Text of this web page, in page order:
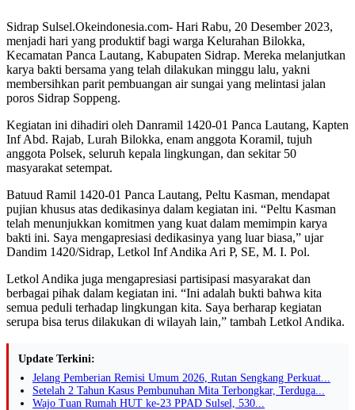
Sidrap Sulsel.Okeindonesia.com- Hari Rabu, 20 Desember 2023,
menjadi hari yang produktif bagi warga Kelurahan Bilokka,
Kecamatan Panca Lautang, Kabupaten Sidrap. Mereka melanjutkan
karya bakti bersama yang telah dilakukan minggu lalu, yakni
membersihkan parit pembuangan air sungai yang melintasi jalan
poros Sidrap Soppeng.
Kegiatan ini dihadiri oleh Danramil 1420-01 Panca Lautang, Kapten
Inf Abd. Rajab, Lurah Bilokka, enam anggota Koramil, tujuh
anggota Polsek, seluruh kepala lingkungan, dan sekitar 50
masyarakat setempat.
Batuud Ramil 1420-01 Panca Lautang, Peltu Kasman, mendapat
pujian khusus atas dedikasinya dalam kegiatan ini. “Peltu Kasman
telah menunjukkan komitmen yang kuat dalam memimpin karya
bakti ini. Saya mengapresiasi dedikasinya yang luar biasa,” ujar
Dandim 1420/Sidrap, Letkol Inf Andika Ari P, SE, M. I. Pol.
Letkol Andika juga mengapresiasi partisipasi masyarakat dan
berbagai pihak dalam kegiatan ini. “Ini adalah bukti bahwa kita
semua peduli terhadap lingkungan kita. Saya berharap kegiatan
serupa bisa terus dilakukan di wilayah lain,” tambah Letkol Andika.
Update Terkini:
Jelang Pemberian Remisi Umum 2026, Rutan Sengkang Perkuat...
Setelah 2 Tahun Kasus Pembunuhan Mita Terbongkar, Terduga...
Wajo Tuan Rumah HUT ke-23 PPAD Sulsel, 530...